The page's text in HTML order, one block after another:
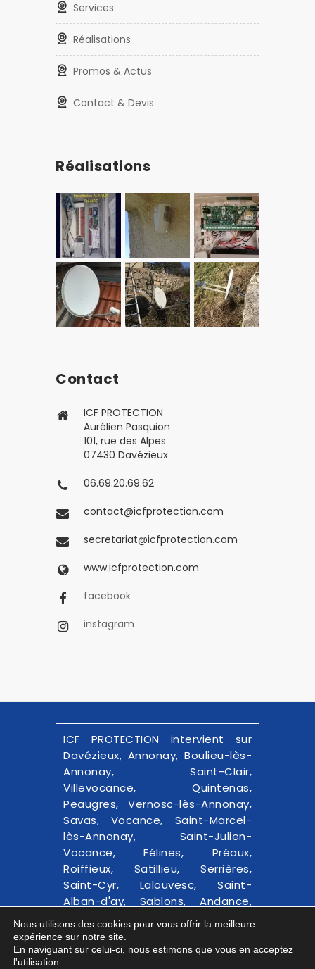
Services
Réalisations
Promos & Actus
Contact & Devis
Réalisations
Contact
ICF PROTECTION
Aurélien Pasquion
101, rue des Alpes
07430 Davézieux
06.69.20.69.62
contact@icfprotection.com
secretariat@icfprotection.com
www.icfprotection.com
facebook
instagram
ICF PROTECTION intervient sur
Davézieux, Annonay, Boulieu-lès-
Annonay, Saint-Clair,
Villevocance, Quintenas,
Peaugres, Vernosc-lès-Annonay,
Savas, Vocance, Saint-Marcel-
lès-Annonay, Saint-Julien-
Vocance, Félines, Préaux,
Roiffieux, Satillieu, Serrières,
Saint-Cyr, Lalouvesc, Saint-
Alban-d'ay, Sablons, Andance,
Bourg-Argental et alentours.
© 2025-26 ICF PROTECTION
Confidentialité
Nous utilisons des cookies pour vous offrir la meilleure
expérience sur notre site.
En naviguant sur celui-ci, nous estimons que vous en acceptez
l'utilisation.